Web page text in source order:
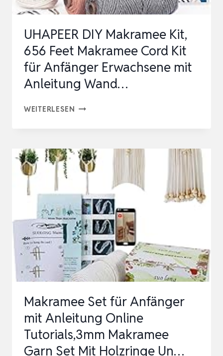
WICHTIGSTEN
SCHR…
UHAPEER DIY Makramee Kit,
656 Feet Makramee Cord Kit
für Anfänger Erwachsene mit
Anleitung Wand…
WEITERLESEN UHAPEER
KIT,
656
MAKRAMEE
CORD
KIT
FÜR
ANFÄNGER
ERWACHSENE
ANLEITUNG
WAND…
Makramee Set für Anfänger
mit Anleitung Online
Tutorials,3mm Makramee
Garn Set Mit Holzringe Un…